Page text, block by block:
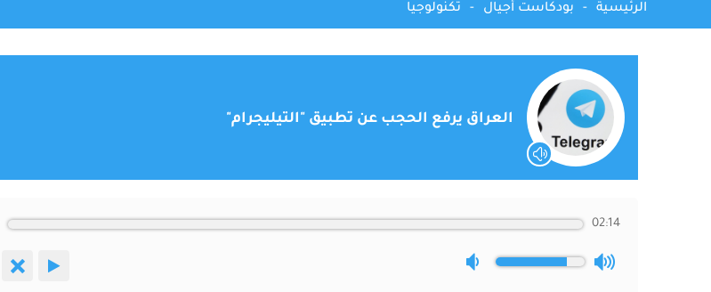
الرئيسية - بودكاست أجيال - تكنولوجيا
العراق يرفع الحجب عن تطبيق "التيليجرام"
02:14